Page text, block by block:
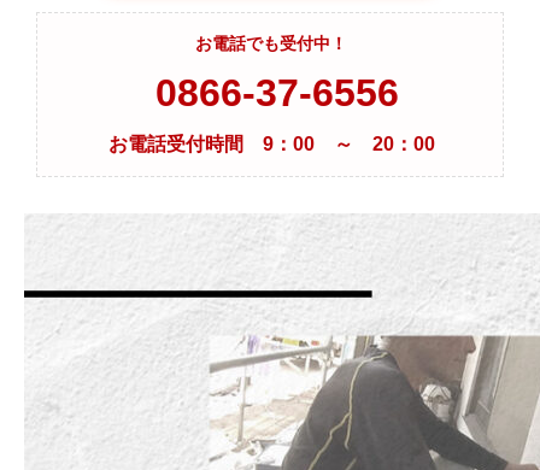
お電話でも受付中！
0866-37-6556
お電話受付時間 9：00 ～ 20：00